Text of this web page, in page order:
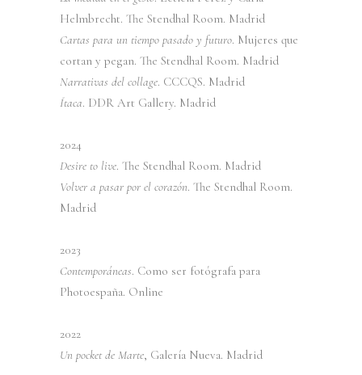
Helmbrecht. The Stendhal Room. Madrid
Cartas para un tiempo pasado y futuro. Mujeres que
cortan y pegan. The Stendhal Room. Madrid
Narrativas del collage. CCCQS. Madrid
Ítaca. DDR Art Gallery. Madrid
2024
Desire to live. The Stendhal Room. Madrid
Volver a pasar por el corazón. The Stendhal Room.
Madrid
2023
Contemporáneas. Como ser fotógrafa para
Photoespaña. Online
2022
Un pocket de Marte, Galería Nueva. Madrid